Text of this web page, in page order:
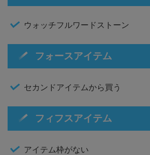
ウォッチフルワードストーン
フォースアイテム
セカンドアイテムから買う
フィフスアイテム
アイテム枠がない